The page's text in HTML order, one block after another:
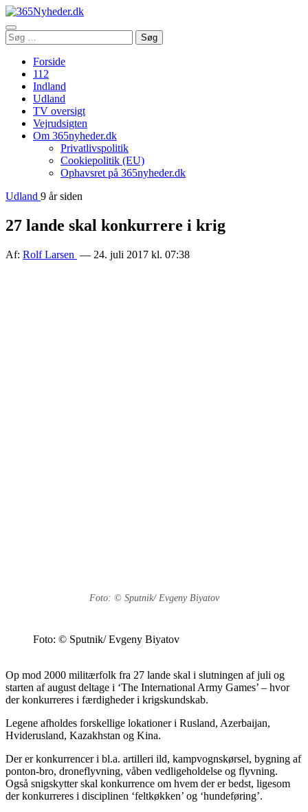
Åbn
menu
Søg
efter:
Søg
Forside
112
Indland
Udland
TV oversigt
Vejrudsigten
Om 365nyheder.dk
Privatlivspolitik
Cookiepolitik (EU)
Ophavsret på 365nyheder.dk
Udland 9 år siden
27 lande skal konkurrere i krig
Af: Rolf Larsen — 24. juli 2017 kl. 07:38
Foto: © Sputnik/ Evgeny Biyatov
Foto: © Sputnik/ Evgeny Biyatov
Op mod 2000 militærfolk fra 27 lande skal i slutningen af juli og
starten af august deltage i ‘The International Army Games’ – hvor
der konkurreres i færdigheder i krigskundskab.
Legene afholdes forskellige lokationer i Rusland, Azerbaijan,
Hviderusland, Kazakhstan og Kina.
Der er konkurrencer i bl.a. artilleri ild, kampvognskørsel, bygning af
ponton-bro, droneflyvning, våben vedligeholdelse og flyvning.
Også snigskytter skal konkurrence om hvem der er bedst, ligesom
der konkurreres i disciplinen ‘feltkøkken’ og ‘hundeføring’.